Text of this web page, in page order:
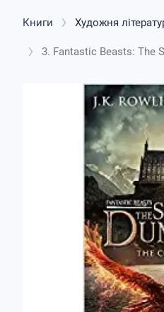
Книги Художня
3. Fantastic Beasts: The